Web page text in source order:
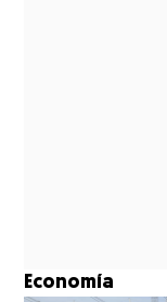
Economía